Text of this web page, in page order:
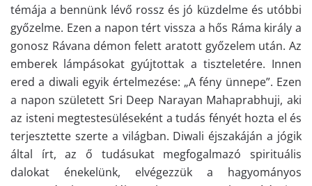
témája a bennünk lévő rossz és jó küzdelme és utóbbi
győzelme. Ezen a napon tért vissza a hős Ráma király a
gonosz Rávana démon felett aratott győzelem után. Az
emberek lámpásokat gyújtottak a tiszteletére. Innen
ered a diwali egyik értelmezése: „A fény ünnepe”. Ezen
a napon született Sri Deep Narayan Mahaprabhuji, aki
az isteni megtestesüléseként a tudás fényét hozta el és
terjesztette szerte a világban. Diwali éjszakáján a jógik
által írt, az ő tudásukat megfogalmazó spirituális
dalokat énekelünk, elvégezzük a hagyományos